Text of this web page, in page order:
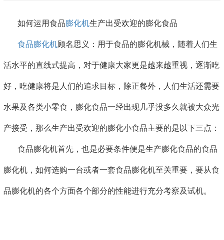
如何运用食品膨化机生产出受欢迎的膨化食品
食品膨化机顾名思义：用于食品的膨化机械，随着人们生
活水平的直线式提高，对于健康大家更是越来越重视，逐渐吃
好，吃健康将是人们的追求目标，除正餐外，人们生活还需要
水果及各类小零食，膨化食品一经出现几乎没多久就被大众光
产接受，那么生产出受欢迎的膨化小食品主要的是以下三点：
食品膨化机首先，也是必要条件便是生产膨化食品的食品
膨化机，如何选购一台或者一套食品膨化机至关重要，要从食
品膨化机的各个方面各个部分的性能进行充分考察及试机。